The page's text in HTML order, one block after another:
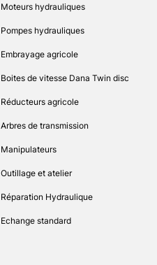
Moteurs hydrauliques
Pompes hydrauliques
Embrayage agricole
Boites de vitesse Dana Twin disc
Réducteurs agricole
Arbres de transmission
Manipulateurs
Outillage et atelier
Réparation Hydraulique
Echange standard